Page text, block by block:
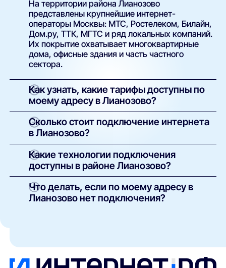
На территории района Лианозово
представлены крупнейшие интернет-
операторы Москвы: МТС, Ростелеком, Билайн,
Дом.ру, ТТК, МГТС и ряд локальных компаний.
Их покрытие охватывает многоквартирные
дома, офисные здания и часть частного
сектора.
Как узнать, какие тарифы доступны по
моему адресу в Лианозово?
Просто введите точный адрес (улицу и номер
дома) в поиске на нашем сайте. Система
покажет полный список доступных интернет-
провайдеров и тарифов с указанием скорости,
стоимости, наличия ТВ и условий подключения.
Сколько стоит подключение интернета
в Лианозово?
У большинства операторов базовое
подключение проводится бесплатно.
Оплачивается только выбранный тариф и, при
необходимости, аренда или покупка
оборудования. Точные условия указаны в
карточке каждого предложения.
Какие технологии подключения
доступны в районе Лианозово?
В зависимости от здания и инфраструктуры
провайдеров могут быть доступны:
оптоволоконный интернет (FTTH/GPON);
особенно актуален для частных домов и
удалённых участков.
Что делать, если по моему адресу в
Лианозово нет подключения?
оставить заявку через наш сайт — мы
передадим её провайдерам;